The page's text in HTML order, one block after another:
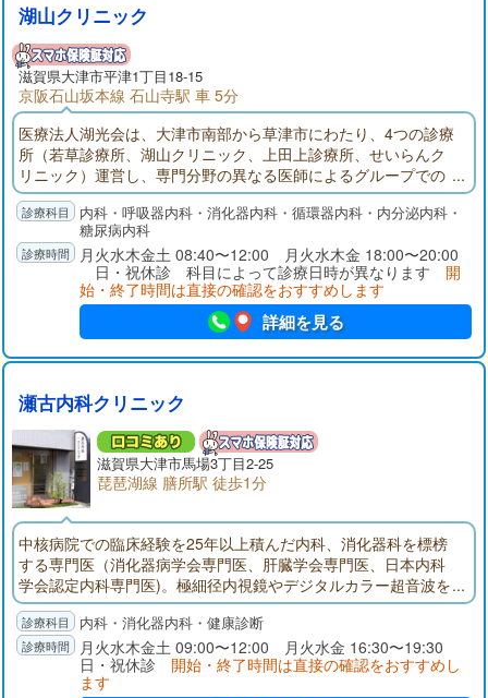
湖山クリニック
滋賀県大津市平津1丁目18-15
京阪石山坂本線 石山寺駅 車 5分
医療法人湖光会は、大津市南部から草津市にわたり、4つの診療
所（若草診療所、湖山クリニック、上田上診療所、せいらんク
リニック）運営し、専門分野の異なる医師によるグループでの
診療を行っております。当院では、消化器内科、呼吸器内科、
循環器内科、糖尿病、代謝・内分泌内科それぞれの専門医によ
る診療体制を整え、質の高い医療の提供を目指しています。
内科・呼吸器内科・消化器内科・循環器内科・内分泌内科・
糖尿病内科
月火水木金土 08:40〜12:00 月火水木金 18:00〜20:00
日・祝休診 科目によって診療日時が異なります 開
始・終了時間は直接の確認をおすすめします
詳細を見る
瀬古内科クリニック
滋賀県大津市馬場3丁目2-25
琵琶湖線 膳所駅 徒歩1分
中核病院での臨床経験を25年以上積んだ内科、消化器科を標榜
する専門医（消化器病学会専門医、肝臓学会専門医、日本内科
学会認定内科専門医)。極細径内視鏡やデジタルカラー超音波を
使用しての胃、腸、肝臓など腹部疾患の専門的な診断治療を得
意とする。一方、高血圧、糖尿病、喘息、アレルギー疾患など
多彩な病気に対応できる診断治療技能を保証する内科学会認定
内科専門医も併せ持ち地域のホームドクターとしても貢献して
内科・消化器内科・健康診断
月火水木金土 09:00〜12:00 月火水金 16:30〜19:30
日・祝休診 開始・終了時間は直接の確認をおすすめし
ます